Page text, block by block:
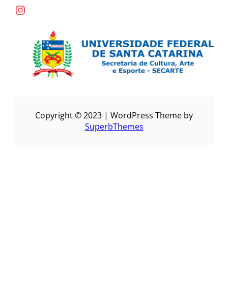
Instagram
Copyright © 2023 | WordPress Theme by
SuperbThemes